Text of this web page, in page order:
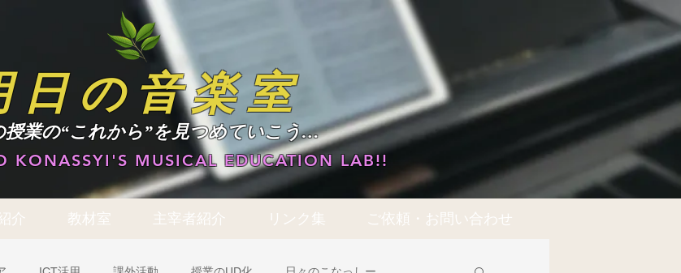
日の音楽室
授業の“これから”を見つめていこう…
KONASSYI'S MUSICAL EDUCATION LAB!!
介 教材室 主宰者紹介 リンク集 ご依頼・お問い合わせ